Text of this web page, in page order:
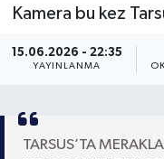
Kamera bu kez
15.06.2026 - 22:35
YAYINLANMA
TARSUS’TA
KÜLTÜR-SANAT
EĞİTİM